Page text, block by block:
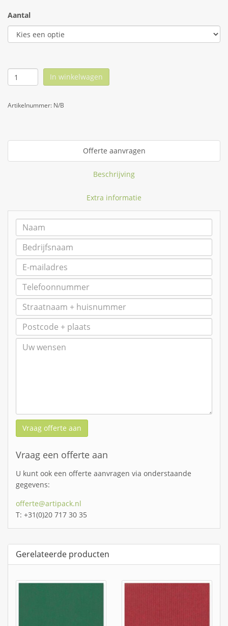
Aantal
In winkelwagen
Artikelnummer: N/B
Offerte aanvragen
Beschrijving
Extra informatie
Vraag offerte aan
Vraag een offerte aan
U kunt ook een offerte aanvragen via onderstaande
gegevens:
offerte@artipack.nl
T: +31(0)20 717 30 35
Gerelateerde producten